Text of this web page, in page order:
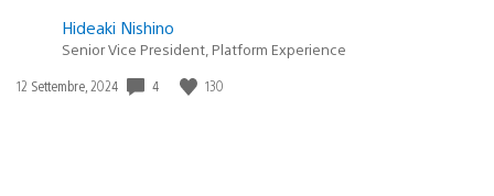
Hideaki Nishino
Senior Vice President, Platform Experience
Data
12 Settembre, 2024 4 130